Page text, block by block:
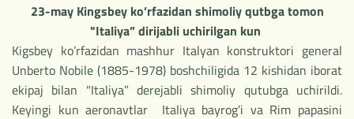
23-may Kingsbey ko’rfazidan shimoliy qutbga tomon
"Italiya” dirijabli uchirilgan kun
Kigsbey ko’rfazidan mashhur Italyan konstruktori general
Unberto Nobile (1885-1978) boshchiligida 12 kishidan iborat
ekipaj bilan "Italiya” derejabli shimoliy qutubga uchirildi.
Keyingi kun aeronavtlar Italiya bayrog’i va Rim papasini